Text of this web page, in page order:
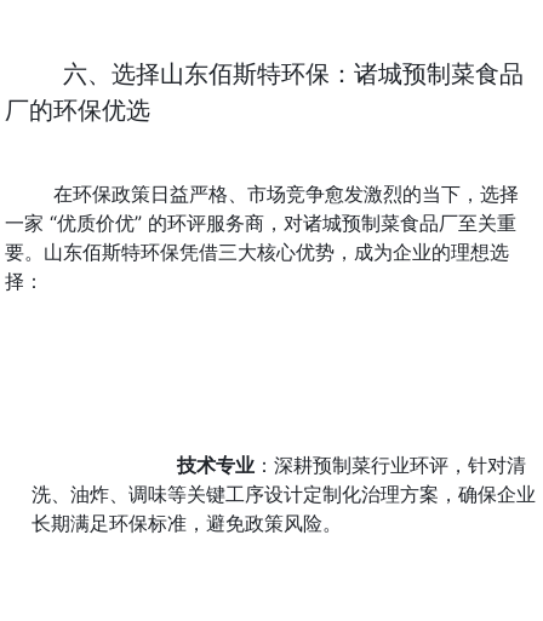
六、选择山东佰斯特环保：诸城预制菜食品
厂的环保优选
在环保政策日益严格、市场竞争愈发激烈的当下，选择
一家 “优质价优” 的环评服务商，对诸城预制菜食品厂至关重
要。山东佰斯特环保凭借三大核心优势，成为企业的理想选
择：
技术专业 ：深耕预制菜行业环评，针对清
洗、油炸、调味等关键工序设计定制化治理方案，确保企业
长期满足环保标准，避免政策风险。